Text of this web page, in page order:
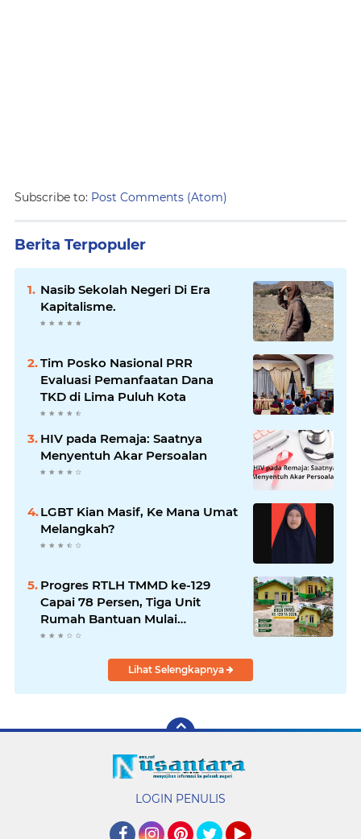
Subscribe to: Post Comments (Atom)
Berita Terpopuler
Nasib Sekolah Negeri Di Era
Kapitalisme.
Tim Posko Nasional PRR
Evaluasi Pemanfaatan Dana
TKD di Lima Puluh Kota
HIV pada Remaja: Saatnya
Menyentuh Akar Persoalan
LGBT Kian Masif, Ke Mana Umat
Melangkah?
Progres RTLH TMMD ke-129
Capai 78 Persen, Tiga Unit
Rumah Bantuan Mulai
Rampung
Lihat Selengkapnya
LOGIN PENULIS